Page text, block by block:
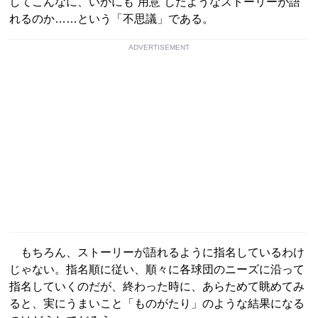
れるのか……という「不思議」である。
ADVERTISEMENT
もちろん、ストーリーが語れるように指名しているわけ
じゃない。指名順に従い、順々に各球団のニーズに沿って
指名していくのだが、終わった時に、あらためて眺めてみ
ると、実にうまいこと「ものがたり」のような結果になる